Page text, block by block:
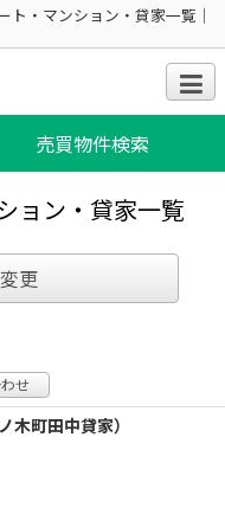
ト・マンション・貸家一覧｜
売買物件検索
ョン・貸家一覧
更
せ
木町田中貸家）